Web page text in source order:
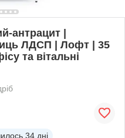
антрацит |
ЛДСП | Лофт | 35
та вітальні
34 дні